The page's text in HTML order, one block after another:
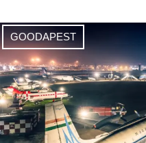
GOODAPEST